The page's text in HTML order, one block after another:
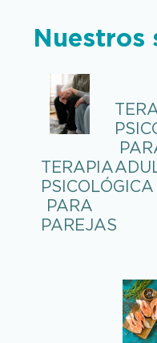
Nuestros
TERAPIA
PSICOLÓGICA
PARA
PAREJAS